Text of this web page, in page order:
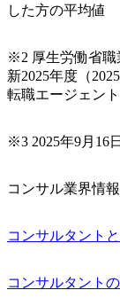
した方の平均値
※2 厚生労働省職
新2025年度（
転職エージェン
※3 2025年9月16
コンサル業界情報
コンサルタント
コンサルタント